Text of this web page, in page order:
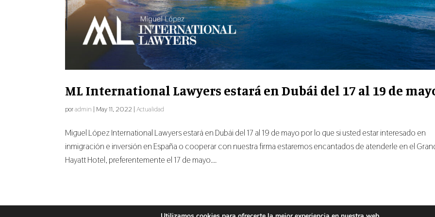
ML International Lawyers estará en Dubái del 17 al 19 de
poradmin | May 11, 2022 |Actualidad
Miguel López International Lawyers estará en Dubái del 17 al 19 de mayo por lo que si usted estar interesado en
inmigración e inversión en España o cooperar con nuestra firma estaremos encantados de atenderle en el
Hayatt Hotel, preferentemente el 17 de mayo....